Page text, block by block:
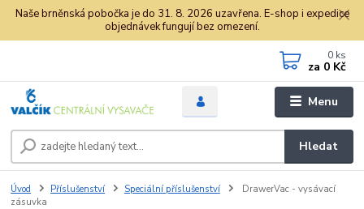
Naše brněnská pobočka je do 31. 8. 2026 uzavřena. E-shop i expedice
objednávek fungují bez omezení.
Menu
Hledat
0 ks
za 0 Kč
Úvod Příslušenství Speciální příslušenství
DrawerVac - vysávací
zásuvka